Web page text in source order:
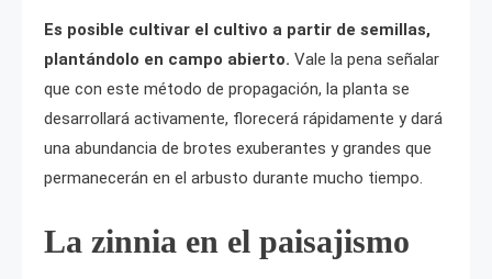
Es posible cultivar el cultivo a partir de semillas,
plantándolo en campo abierto. Vale la pena señalar
que con este método de propagación, la planta se
desarrollará activamente, florecerá rápidamente y dará
una abundancia de brotes exuberantes y grandes que
permanecerán en el arbusto durante mucho tiempo.
La zinnia en el paisajismo